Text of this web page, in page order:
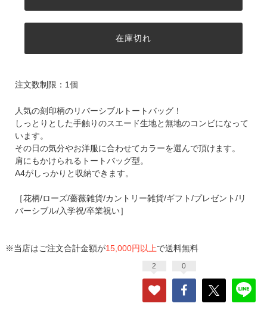
在庫切れ
注文数制限：1個
人気の刻印柄のリバーシブルトートバッグ！
しっとりとした手触りのスエード生地と無地のコンビになって
います。
その日の気分やお洋服に合わせてカラーを選んで頂けます。
肩にもかけられるトートバッグ型。
A4がしっかりと収納できます。
［花柄/ローズ/薔薇雑貨/カントリー雑貨/ギフト/プレゼント/リ
バーシブル/入学祝/卒業祝い］
※当店はご注文合計金額が15,000円以上で送料無料
2 0